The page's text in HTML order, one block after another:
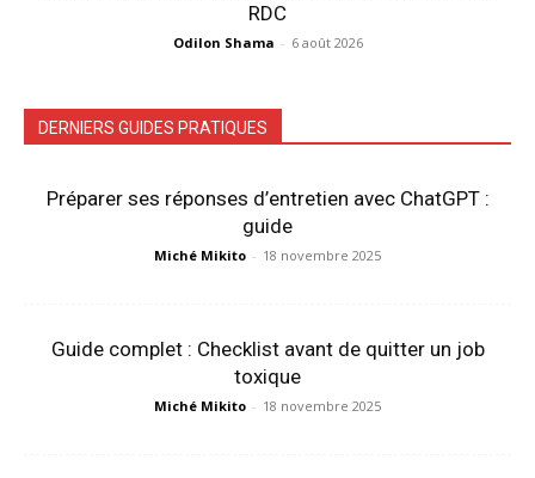
RDC
Odilon Shama - 6 août 2026
DERNIERS GUIDES PRATIQUES
Préparer ses réponses d’entretien avec ChatGPT :
guide
Miché Mikito - 18 novembre 2025
Guide complet : Checklist avant de quitter un job
toxique
Miché Mikito - 18 novembre 2025